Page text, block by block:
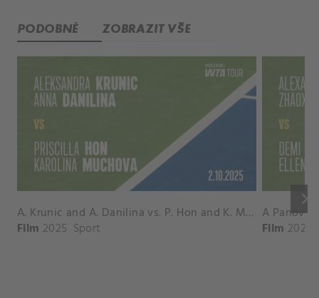
PODOBNÉ ZOBRAZIT VŠE
keyboard_arrow_right
A. Krunic and A. Danilina vs. P. Hon and K. Muchova Match Highlights - BEIJING_Capital Group Diamond ( October 02, 2025)
Film 2025 Sport Film 2026